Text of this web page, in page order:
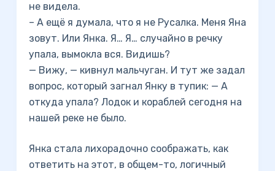
не видела.
– А ещё я думала, что я не Русалка. Меня Яна
зовут. Или Янка. Я… Я… случайно в речку
упала, вымокла вся. Видишь?
— Вижу, — кивнул мальчуган. И тут же задал
вопрос, который загнал Янку в тупик: — А
откуда упала? Лодок и кораблей сегодня на
нашей реке не было.
Янка стала лихорадочно соображать, как
ответить на этот, в общем-то, логичный